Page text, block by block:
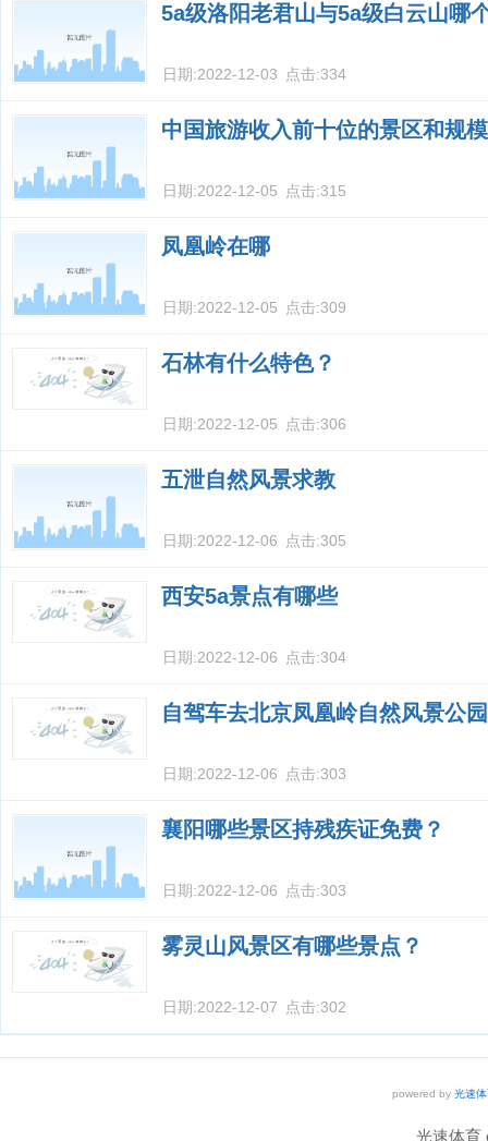
5a级洛阳老君山与5a级白云山哪
日期:2022-12-03 点击:334
中国旅游收入前十位的景区和规
日期:2022-12-05 点击:315
凤凰岭在哪
日期:2022-12-05 点击:309
石林有什么特色？
日期:2022-12-05 点击:306
五泄自然风景求教
日期:2022-12-06 点击:305
西安5a景点有哪些
日期:2022-12-06 点击:304
自驾车去北京凤凰岭自然风景公
日期:2022-12-06 点击:303
襄阳哪些景区持残疾证免费？
日期:2022-12-06 点击:303
雾灵山风景区有哪些景点？
日期:2022-12-07 点击:302
powered by 光速
光速体育